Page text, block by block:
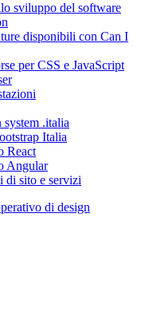
sviluppo del software
disponibili con Can I
per CSS e JavaScript
.italia
Italia
React
Angular
di sito e servizi
di design